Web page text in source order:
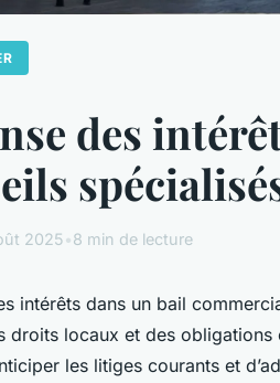
des
2025•8 min de lecture
intérêts dans un bail
droits locaux et des
les litiges courants et